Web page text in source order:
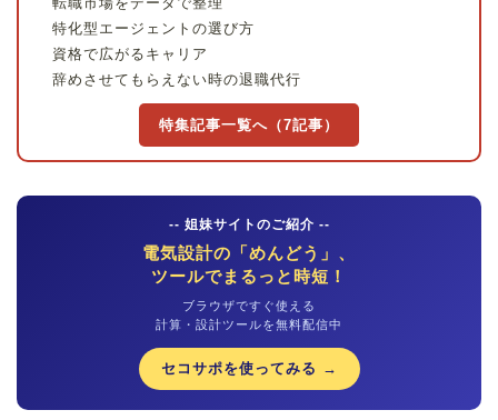
特化型エージェントの選び方
資格で広がるキャリア
辞めさせてもらえない時の退職代行
特集記事一覧へ（7記事）
-- 姐妹サイトのご紹介 --
電気設計の「めんどう」、
ツールでまるっと時短！
ブラウザですぐ使える
計算・設計ツールを無料配信中
セコサポを使ってみる →